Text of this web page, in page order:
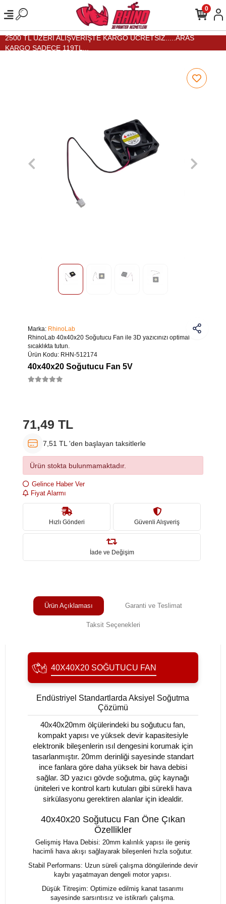
2500 TL ÜZERİ ALIŞVERİŞTE KARGO ÜCRETSİZ.....ARAS
KARGO SADECE 119TL...
0
Marka: RhinoLab
RhinoLab 40x40x20 Soğutucu Fan ile 3D yazıcınızı optimal
sıcaklıkta tutun.
Ürün Kodu: RHN-512174
40x40x20 Soğutucu Fan 5V
71,49 TL
7,51 TL 'den başlayan taksitlerle
Ürün stokta bulunmamaktadır.
Gelince Haber Ver
Fiyat Alarmı
Hızlı Gönderi Güvenli Alışveriş
İade ve Değişim
Ürün Açıklaması Garanti ve Teslimat
Taksit Seçenekleri
40X40X20 SOĞUTUCU FAN
Endüstriyel Standartlarda Aksiyel Soğutma
Çözümü
40x40x20mm ölçülerindeki bu soğutucu fan,
kompakt yapısı ve yüksek devir kapasitesiyle
elektronik bileşenlerin ısıl dengesini korumak için
tasarlanmıştır. 20mm derinliği sayesinde standart
ince fanlara göre daha yüksek bir hava debisi
sağlar. 3D yazıcı gövde soğutma, güç kaynağı
üniteleri ve kontrol kartı kutuları gibi sürekli hava
sirkülasyonu gerektiren alanlar için idealdir.
40x40x20 Soğutucu Fan Öne Çıkan
Özellikler
Gelişmiş Hava Debisi: 20mm kalınlık yapısı ile geniş
hacimli hava akışı sağlayarak bileşenleri hızla soğutur.
Stabil Performans: Uzun süreli çalışma döngülerinde devir
kaybı yaşatmayan dengeli motor yapısı.
Düşük Titreşim: Optimize edilmiş kanat tasarımı
sayesinde sarsıntısız ve istikrarlı çalışma.